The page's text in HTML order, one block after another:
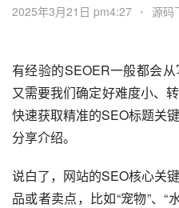
2025年3月21日 pm4:27 • 源码
有经验的SEOER一般都会
又需要我们确定好难度小、
快速获取精准的SEO标题关
分享介绍。
说白了，网站的SEO核心关
品或者卖点，比如“宠物”、“